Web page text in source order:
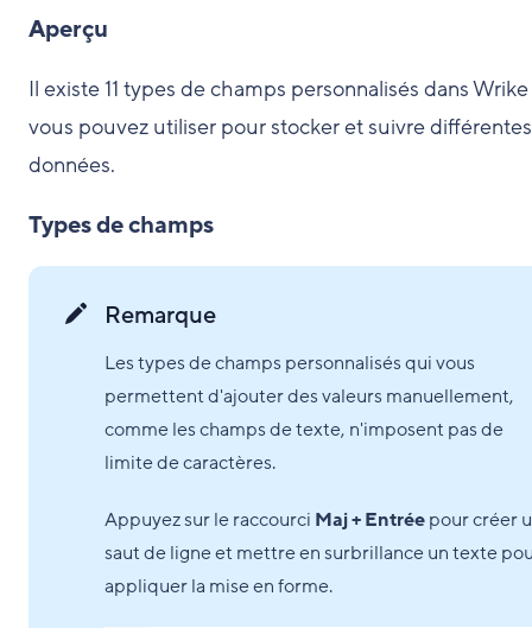
Aperçu
Il existe 11 types de champs personnalisés dans
vous pouvez utiliser pour stocker et suivre différentes
données.
Types de champs
Remarque
Les types de champs personnalisés qui vous
permettent d'ajouter des valeurs manuellement,
comme les champs de texte, n'imposent pas de
limite de caractères.
Appuyez sur le raccourci Maj + Entréepour créer
saut de ligne et mettre en surbrillance un texte
appliquer la mise en forme.